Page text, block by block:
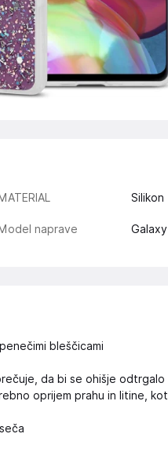
MATERIAL Silikon
Model naprave Galaxy
bleščicami
da bi se ohišje odtrgalo
oprijem prahu in litine,